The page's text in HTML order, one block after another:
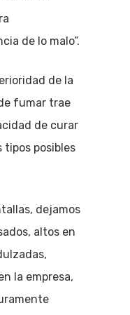
de lo malo”.
de la
fumar trae
de curar
tipos posibles
dejamos
altos en
la empresa,